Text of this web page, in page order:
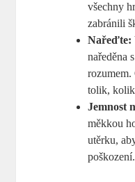
všechny
zabránili
Nařeďte:
naředěna
rozumem.
tolik, kolik
Jemnost
měkkou
utěrku,
poškození.